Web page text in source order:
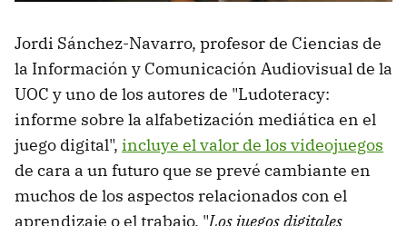
Jordi Sánchez-Navarro, profesor de Ciencias de
la Información y Comunicación Audiovisual de la
UOC y uno de los autores de "Ludoteracy:
informe sobre la alfabetización mediática en el
juego digital", incluye el valor de los videojuegos
de cara a un futuro que se prevé cambiante en
muchos de los aspectos relacionados con el
aprendizaje o el trabajo. "Los juegos digitales